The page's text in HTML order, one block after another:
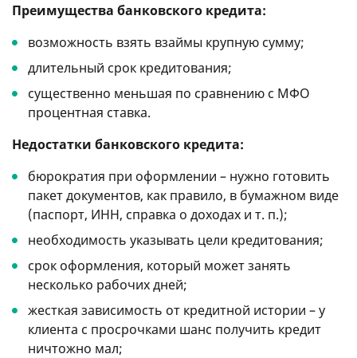
Преимущества банковского кредита:
возможность взять взаймы крупную сумму;
длительный срок кредитования;
существенно меньшая по сравнению с МФО
процентная ставка.
Недостатки банковского кредита:
бюрократия при оформлении – нужно готовить
пакет документов, как правило, в бумажном виде
(паспорт, ИНН, справка о доходах и т. п.);
необходимость указывать цели кредитования;
срок оформления, который может занять
несколько рабочих дней;
жесткая зависимость от кредитной истории – у
клиента с просрочками шанс получить кредит
ничтожно мал;